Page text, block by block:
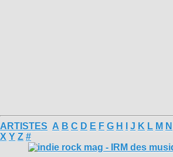
ARTISTES A B C D E F G H J K L M N
X Y Z #